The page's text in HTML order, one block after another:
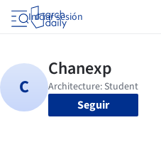
Iniciar sesión
Seguir